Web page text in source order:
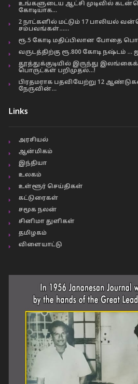
உங்களுடைய ஆட்சி முடிவில்
கோடியாக…
2 நாட்களில் மட்டும் 17 பாலியல்
சம்பவங்கள்……
ரூ.5 கோடி மதிப்பிலான போதை
வருடத்திற்கு ரூ.800 கோடி நஷ்டம் …
தூத்துக்குடியில் இருந்து
பொருட்கள் பறிமுதல்…!
பிரதமராக பதவியேற்று 12
நேருவின்…
Links
அரசியல்
ஆன்மிகம்
இந்தியா
உலகம்
உள்ளூர் செய்திகள்
கட்டுரைகள்
சமூக நலன்
சினிமா துளிகள்
தமிழகம்
விளையாட்டு